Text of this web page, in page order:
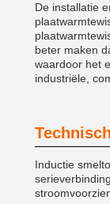
De installatie
beter maken
waardoor het
industriële,
Inductie